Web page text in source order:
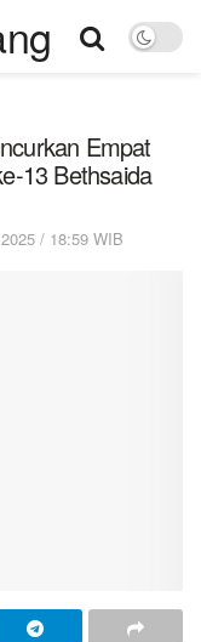
Empat
13 Bethsaida
/ 18:59 WIB